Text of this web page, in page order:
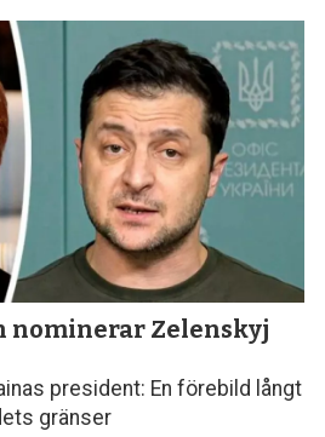
nominerar Zelenskyj
president: En förebild långt
gränser